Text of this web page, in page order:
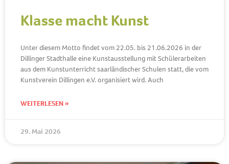
Klasse macht Kunst
Unter diesem Motto findet vom 22.05. bis 21.06.2026 in der
Dillinger Stadthalle eine Kunstausstellung mit Schülerarbeiten
aus dem Kunstunterricht saarländischer Schulen statt, die vom
Kunstverein Dillingen e.V. organisiert wird. Auch
WEITERLESEN »
29. Mai 2026